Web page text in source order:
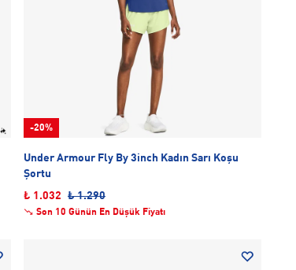
-20%
Under Armour Fly By 3inch Kadın Sarı Koşu
Şortu
₺ 1.032
₺ 1.290
Son 10 Günün En Düşük Fiyatı